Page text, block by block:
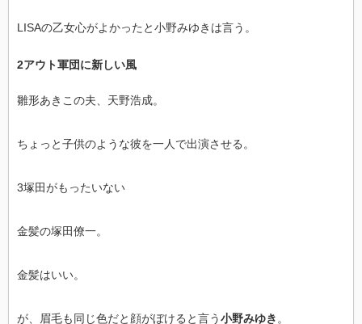
LISAの乙女心がよかったと小野みゆきは言う。
2アウト軍団に新しい風
雛形あきこの夫、天野浩成。
ちょっと子供のような彼を一人で出演させる。
3塚田がもったいない
金髪の塚田僚一。
金髪はいい。
が、眉毛も同じ色だと顔がぼけると言う小野みゆき 。